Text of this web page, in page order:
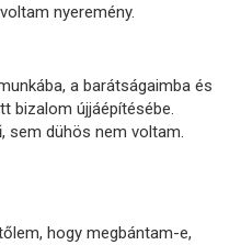
nyeremény.
a barátságaimba és
bizalom újjáépítésébe.
sem dühös nem voltam.
hogy megbántam-e,